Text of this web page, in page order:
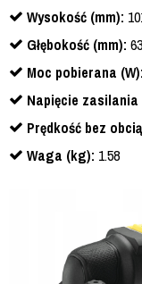
Wysokość (mm):
Głębokość (mm):
Moc pobierana (W):
Napięcie zasilania
Prędkość bez
Waga (kg): 1.58